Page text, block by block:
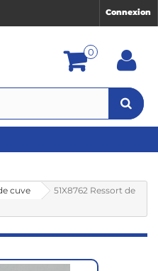
Connexion
0
cuve
51X8762 Ressort de